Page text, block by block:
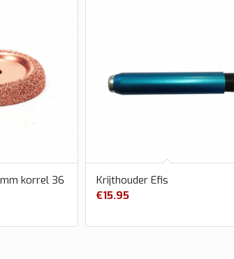
korrel 36
Krijthouder Efis
€15.95